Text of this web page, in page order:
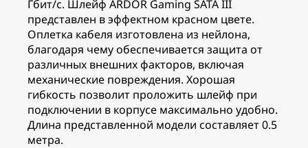
Гбит/с. Шлейф ARDOR Gaming SATA III
представлен в эффектном красном цвете.
Оплетка кабеля изготовлена из нейлона,
благодаря чему обеспечивается защита от
различных внешних факторов, включая
механические повреждения. Хорошая
гибкость позволит проложить шлейф при
подключении в корпусе максимально удобно.
Длина представленной модели составляет 0.5
метра.